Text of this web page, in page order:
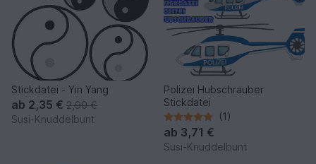
Stickdatei - Yin Yang
ab 2,35 € 2,90 €
Susi-Knuddelbunt
Polizei Hubschrauber
Stickdatei
(1)
ab 3,71 €
Susi-Knuddelbunt